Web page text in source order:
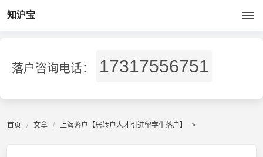
知沪宝
落户咨询电话： 17317556751
首页 文章 上海落户【居转户人才引进留学生落户】 >